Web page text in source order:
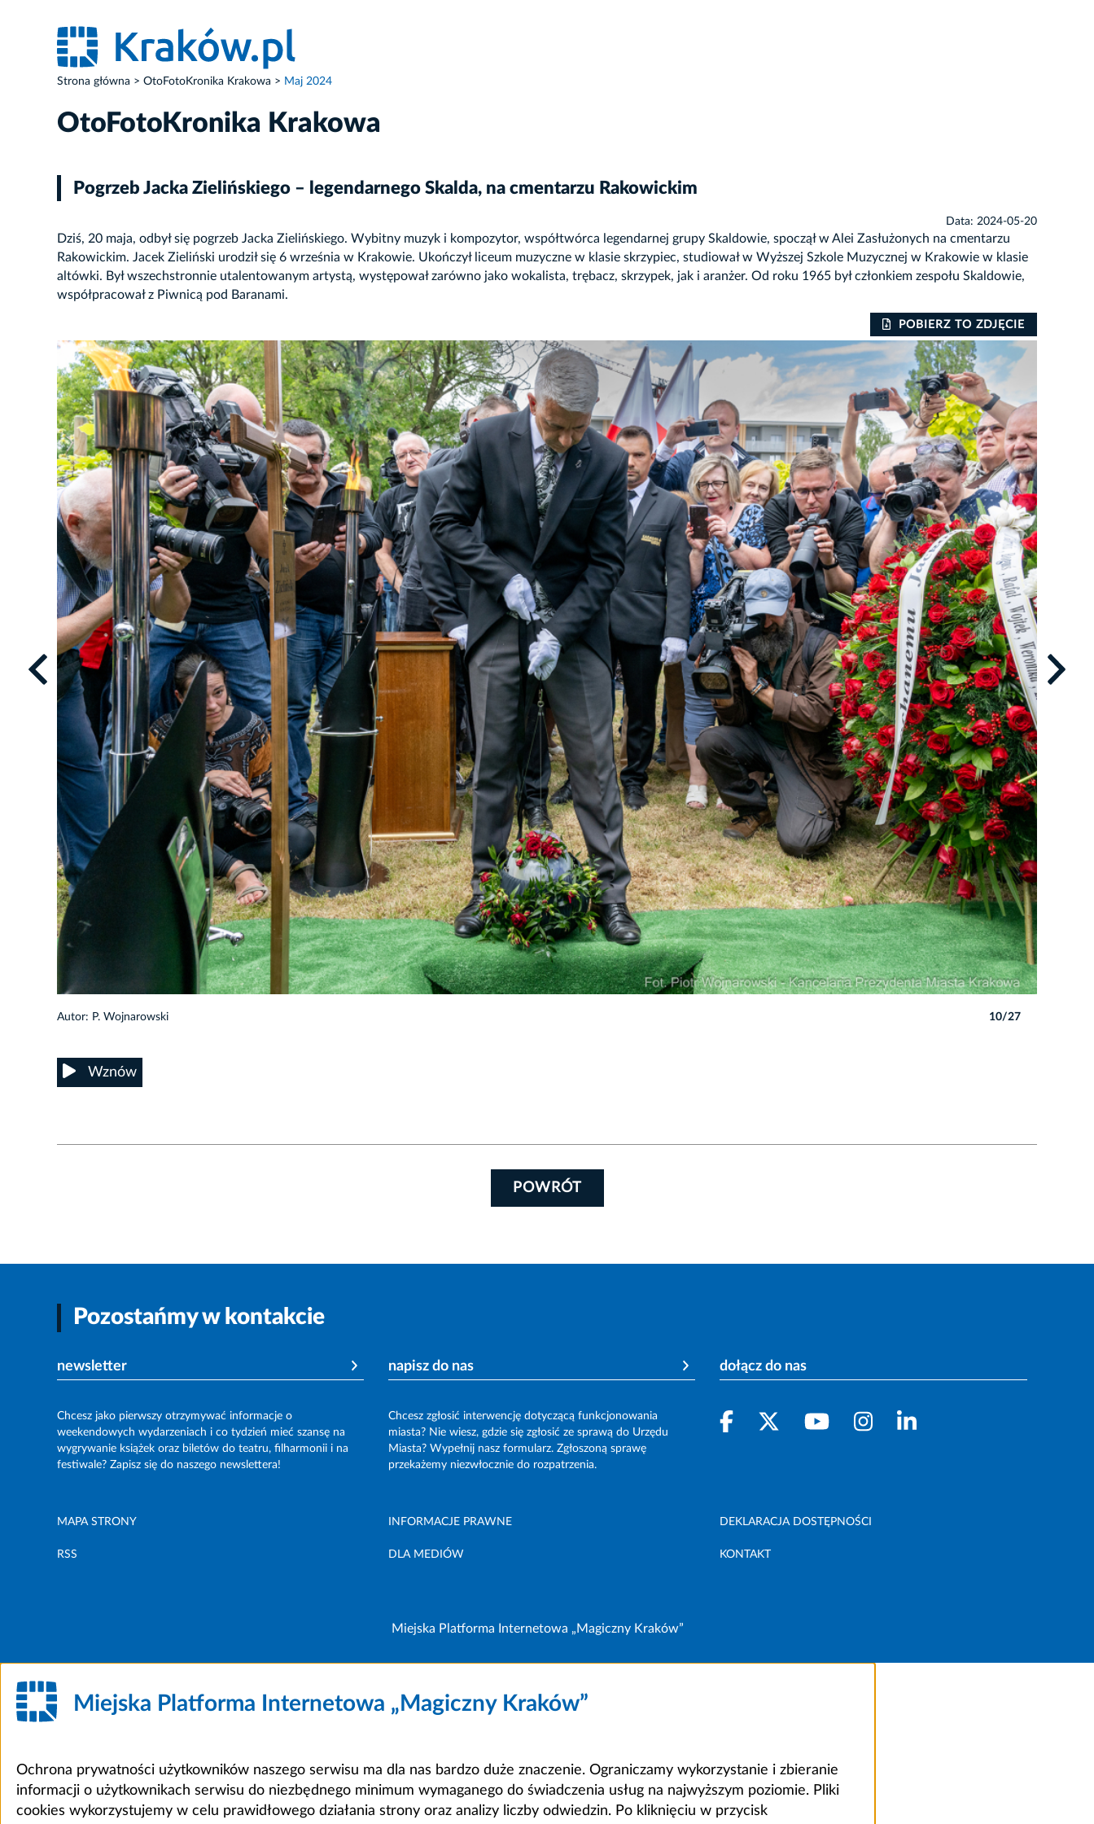
Strona główna OtoFotoKronika Krakowa Maj 2024
OtoFotoKronika Krakowa
Pogrzeb Jacka Zielińskiego – legendarnego Skalda, na cmentarzu Rakowickim
Data: 2024-05-20
Dziś, 20 maja, odbył się pogrzeb Jacka Zielińskiego. Wybitny muzyk i kompozytor, współtwórca legendarnej grupy Skaldowie, spoczął w Alei Zasłużonych na cmentarzu
Rakowickim. Jacek Zieliński urodził się 6 września w Krakowie. Ukończył liceum muzyczne w klasie skrzypiec, studiował w Wyższej Szkole Muzycznej w Krakowie w klasie
altówki. Był wszechstronnie utalentowanym artystą, występował zarówno jako wokalista, trębacz, skrzypek, jak i aranżer. Od roku 1965 był członkiem zespołu Skaldowie,
współpracował z Piwnicą pod Baranami.
POBIERZ TO ZDJĘCIE
Autor: P. Wojnarowski 10/27
Wznów
POWRÓT
Pozostańmy w kontakcie
newsletter
Chcesz jako pierwszy otrzymywać informacje o
weekendowych wydarzeniach i co tydzień mieć szansę na
wygrywanie książek oraz biletów do teatru, filharmonii i na
festiwale? Zapisz się do naszego newslettera!
napisz do nas
Chcesz zgłosić interwencję dotyczącą funkcjonowania
miasta? Nie wiesz, gdzie się zgłosić ze sprawą do Urzędu
Miasta? Wypełnij nasz formularz. Zgłoszoną sprawę
przekażemy niezwłocznie do rozpatrzenia.
dołącz do nas
MAPA STRONY INFORMACJE PRAWNE DEKLARACJA DOSTĘPNOŚCI
RSS DLA MEDIÓW KONTAKT
Miejska Platforma Internetowa „Magiczny Kraków”
Miejska Platforma Internetowa „Magiczny Kraków”
Ochrona prywatności użytkowników naszego serwisu ma dla nas bardzo duże znaczenie. Ograniczamy wykorzystanie i zbieranie
informacji o użytkownikach serwisu do niezbędnego minimum wymaganego do świadczenia usług na najwyższym poziomie. Pliki
cookies wykorzystujemy w celu prawidłowego działania strony oraz analizy liczby odwiedzin. Po kliknięciu w przycisk